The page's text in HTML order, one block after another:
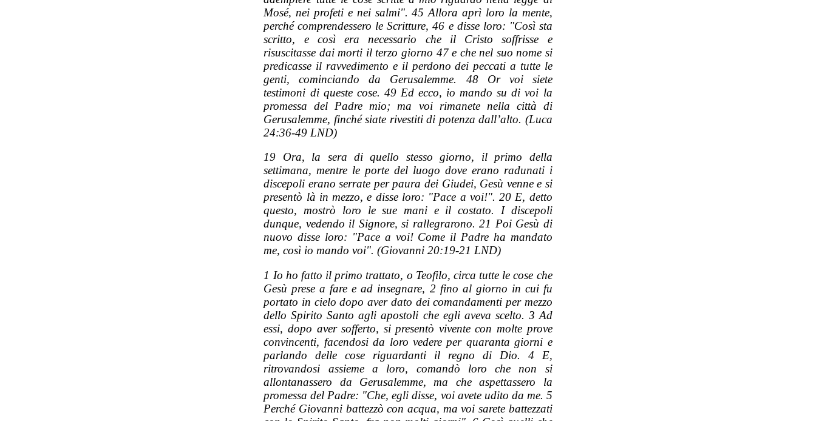
Mosé, nei profeti e nei salmi". 45 Allora aprì loro la mente,
perché comprendessero le Scritture, 46 e disse loro: "Così sta
scritto, e così era necessario che il Cristo soffrisse e
risuscitasse dai morti il terzo giorno 47 e che nel suo nome si
predicasse il ravvedimento e il perdono dei peccati a tutte le
genti, cominciando da Gerusalemme. 48 Or voi siete
testimoni di queste cose. 49 Ed ecco, io mando su di voi la
promessa del Padre mio; ma voi rimanete nella città di
Gerusalemme, finché siate rivestiti di potenza dall’alto. (Luca
24:36-49 LND)
19 Ora, la sera di quello stesso giorno, il primo della
settimana, mentre le porte del luogo dove erano radunati i
discepoli erano serrate per paura dei Giudei, Gesù venne e si
presentò là in mezzo, e disse loro: "Pace a voi!". 20 E, detto
questo, mostrò loro le sue mani e il costato. I discepoli
dunque, vedendo il Signore, si rallegrarono. 21 Poi Gesù di
nuovo disse loro: "Pace a voi! Come il Padre ha mandato
me, così io mando voi". (Giovanni 20:19-21 LND)
1 Io ho fatto il primo trattato, o Teofilo, circa tutte le cose che
Gesù prese a fare e ad insegnare, 2 fino al giorno in cui fu
portato in cielo dopo aver dato dei comandamenti per mezzo
dello Spirito Santo agli apostoli che egli aveva scelto. 3 Ad
essi, dopo aver sofferto, si presentò vivente con molte prove
convincenti, facendosi da loro vedere per quaranta giorni e
parlando delle cose riguardanti il regno di Dio. 4 E,
ritrovandosi assieme a loro, comandò loro che non si
allontanassero da Gerusalemme, ma che aspettassero la
promessa del Padre: "Che, egli disse, voi avete udito da me. 5
Perché Giovanni battezzò con acqua, ma voi sarete battezzati